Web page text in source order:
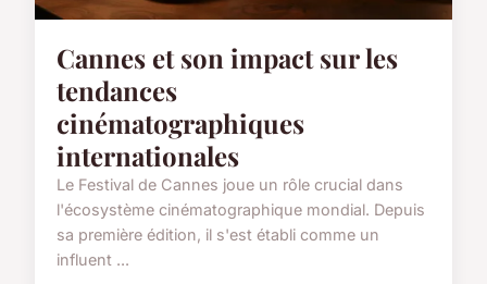
Cannes et son impact sur les
tendances
cinématographiques
internationales
Le Festival de Cannes joue un rôle crucial dans
l'écosystème cinématographique mondial. Depuis
sa première édition, il s'est établi comme un
influent ...